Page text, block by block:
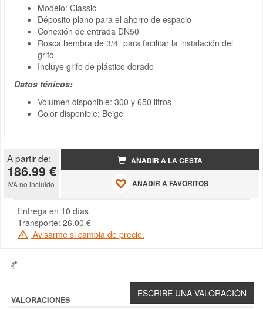
Modelo: Classic
Déposito plano para el ahorro de espacio
Conexión de entrada DN50
Rosca hembra de 3/4" para facilitar la instalación del
grifo
Incluye grifo de plástico dorado
Datos ténicos:
Volumen disponible: 300 y 650 litros
Color disponible: Beige
A partir de:
186.99 €
IVA no incluido
AÑADIR A LA CESTA
AÑADIR A FAVORITOS
Entrega en 10 días
Transporte: 26.00 €
Avisarme si cambia de precio.
VALORACIONES